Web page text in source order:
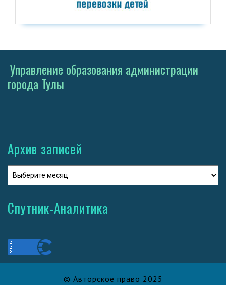
Управление образования администрации
города Тулы
Архив записей
Спутник-Аналитика
© Авторское право 2025